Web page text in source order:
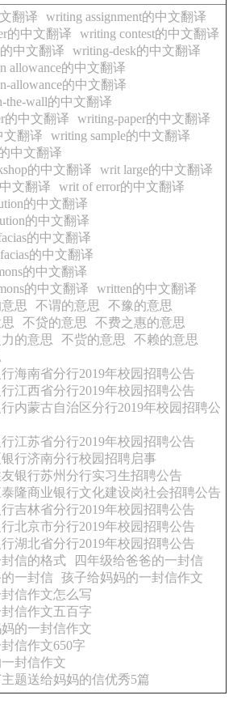
翻译
writing assignment的中文翻译
的中文翻译
writing contest的中文翻译
中文翻译
writing-desk的中文翻译
allowance的中文翻译
allowance的中文翻译
the-wall的中文翻译
的中文翻译
writing-paper的中文翻译
文翻译
writing sample的中文翻译
中文翻译
的中文翻译
writ large的中文翻译
文翻译
writ of error的中文翻译
的中文翻译
的中文翻译
的中文翻译
的中文翻译
的中文翻译
的中文翻译
written的中文翻译
思
不谓的意思
不豫的意思
不贷的意思
不费之惠的意思
的意思
不赀的意思
不赖的意思
海南省分行2019年校园招聘公告
江西省分行2019年校园招聘公告
内蒙古自治区分行2019年校园招聘公
江苏省分行2019年校园招聘公告
银行济南分行校园招聘启事
友银行苏州分行实习生招聘公告
泰隆商业银行文化建设岗社会招聘公告
吉林省分行2019年校园招聘公告
北京市分行2019年校园招聘公告
湖北省分行2019年校园招聘公告
信的格式
四年级给爸爸的一封信
一封信 孩子给妈妈的一封信作文
信作文怎么写
信作文五百字
的一封信作文
信作文650字
封信作文
主题送给妈妈的信优秀5篇